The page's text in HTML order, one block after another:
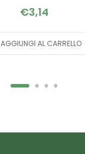
€3,14
AGGIUNGI AL CARRELLO